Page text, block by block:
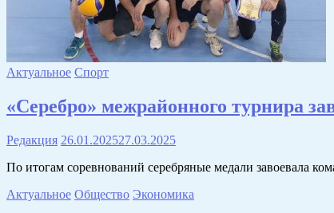
Актуальное Спорт
«Серебро» межрайонного турнира
Редакция 26.01.202527.03.2025
По итогам соревнований серебряные медали завоевала
Актуальное Общество Экономика